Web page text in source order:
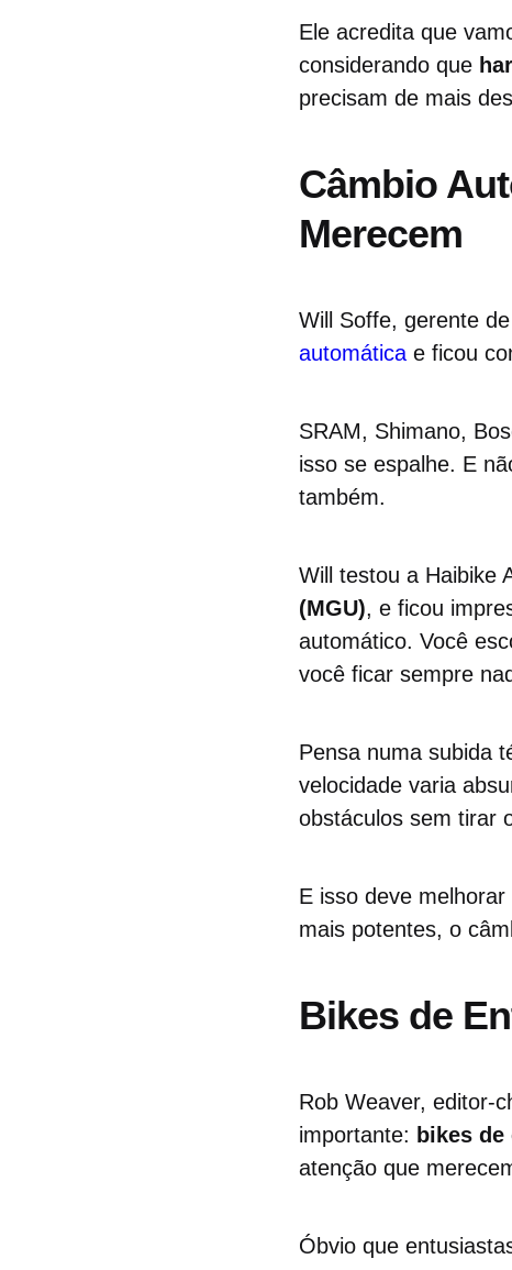
Ele acredita que
considerando que
precisam de mais
Câmbio
Merecem
Will Soffe, gerente
automática e ficou
SRAM, Shimano,
isso se espalhe. E
também.
Will testou a Haibike
(MGU), e ficou
automático. Você
você ficar sempre
Pensa numa subida
velocidade varia
obstáculos sem tirar
E isso deve
mais potentes, o
Bikes de
Rob Weaver, editor-
importante: bikes
atenção que
Óbvio que